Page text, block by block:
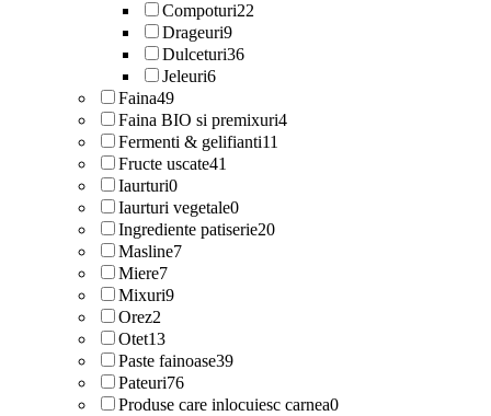
Compoturi22
Drageuri9
Dulceturi36
Jeleuri6
Faina49
Faina BIO si premixuri4
Fermenti & gelifianti11
Fructe uscate41
Iaurturi0
Iaurturi vegetale0
Ingrediente patiserie20
Masline7
Miere7
Mixuri9
Orez2
Otet13
Paste fainoase39
Pateuri76
Produse care inlocuiesc carnea0